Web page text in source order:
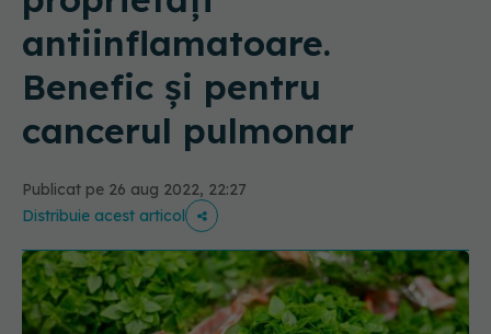
antiinflamatoare.
Benefic și pentru
cancerul pulmonar
Publicat pe 26 aug 2022, 22:27
Distribuie acest articol